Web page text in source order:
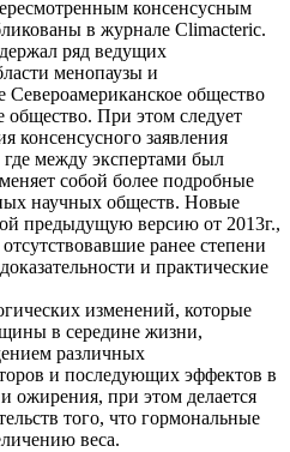
консенсусным
в журнале Climacteric.
ряд ведущих
менопаузы и
общество
При этом следует
консенсусного заявления
между экспертами был
собой более подробные
научных обществ. Новые
предыдущую версию от 2013г.,
ранее степени
и практические
изменений, которые
в середине жизни,
различных
и последующих эффектов в
ожирения, при этом делается
того, что гормональные
веса.